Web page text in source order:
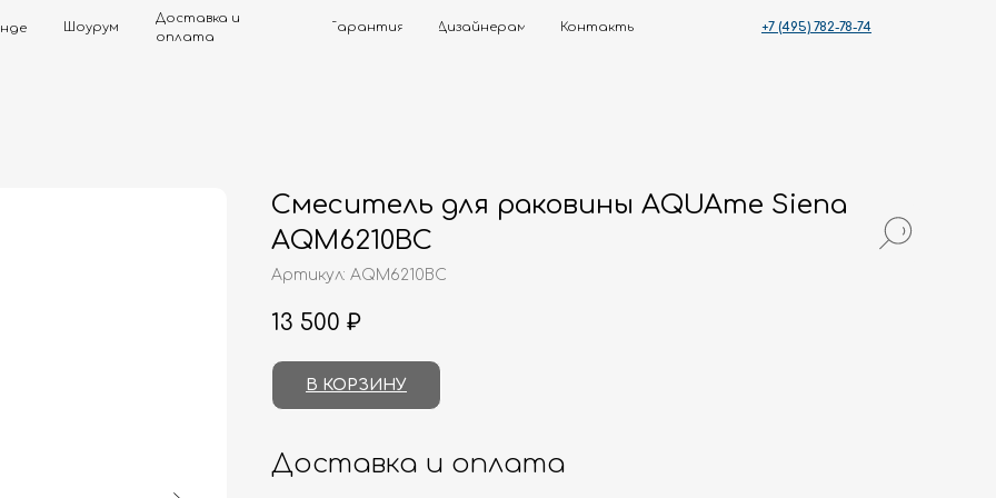
+7 (495) 782-78-74
Контакты
Дизайнерам
Доставка и
оплата
Шоурум
Смеситель для раковины AQUAme Siena
AQM6210BC
Артикул: AQM6210BC
13 500 ₽
В КОРЗИНУ
Доставка и оплата